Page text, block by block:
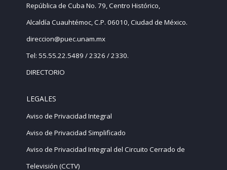
República de Cuba No. 79, Centro Histórico,
Alcaldía Cuauhtémoc, C.P. 06010, Ciudad de México.
direccion@puec.unam.mx
Tel: 55.55.22.5489 / 2326 / 2330.
DIRECTORIO
LEGALES
Aviso de Privacidad Integral
Aviso de Privacidad Simplificado
Aviso de Privacidad Integral del Circuito Cerrado de
Televisión (CCTV)